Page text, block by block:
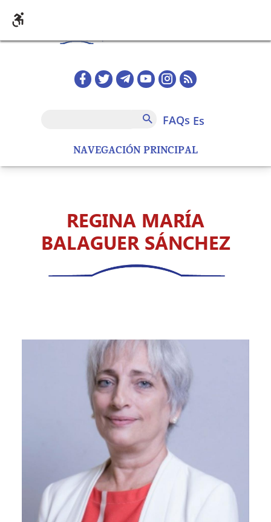
NAVEGACIÓN PRINCIPAL
Redes sociales home
FAQs
FAQs es
REGINA MARÍA
BALAGUER SÁNCHEZ